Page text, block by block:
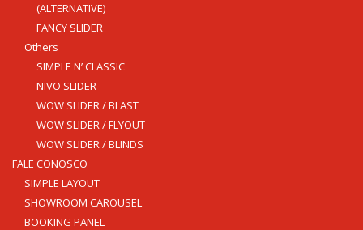
(ALTERNATIVE)
FANCY SLIDER
Others
SIMPLE N’ CLASSIC
NIVO SLIDER
WOW SLIDER / BLAST
WOW SLIDER / FLYOUT
WOW SLIDER / BLINDS
FALE CONOSCO
SIMPLE LAYOUT
SHOWROOM CAROUSEL
BOOKING PANEL